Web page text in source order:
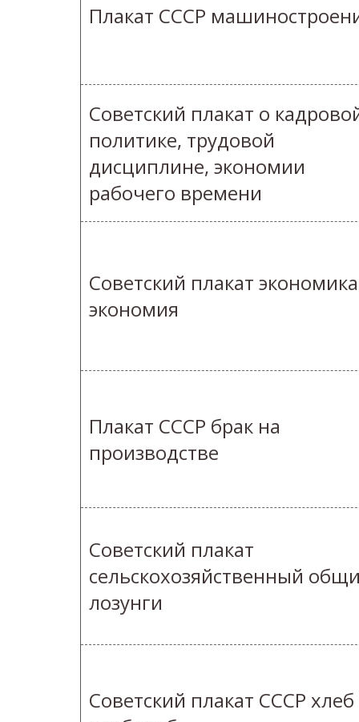
Плакат СССР
Советский плакат о
политике, трудовой
дисциплине, экономии
рабочего времени
Советский плакат
экономия
Плакат СССР брак на
производстве
Советский плакат
сельскохозяйственный
лозунги
Советский плакат СССР хлеб